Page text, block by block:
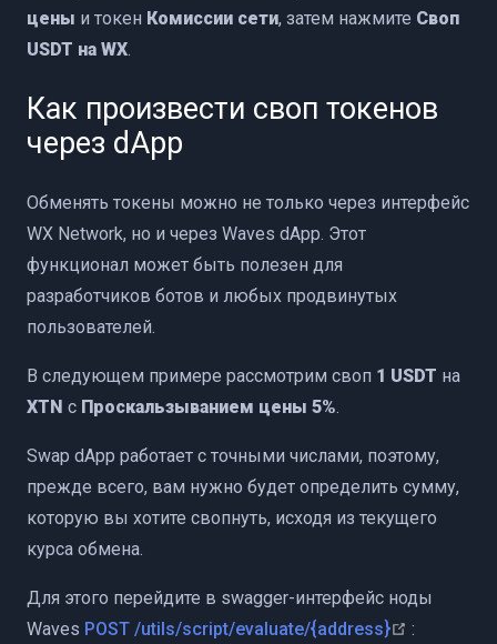
цены и токен Комиссии сети, затем нажмите Своп
USDT на WX.
Как произвести своп токенов
через dApp
Обменять токены можно не только через интерфейс
WX Network, но и через Waves dApp. Этот
функционал может быть полезен для
разработчиков ботов и любых продвинутых
пользователей.
В следующем примере рассмотрим своп 1 USDT на
XTN с Проскальзыванием цены 5%.
Swap dApp работает с точными числами, поэтому,
прежде всего, вам нужно будет определить сумму,
которую вы хотите свопнуть, исходя из текущего
курса обмена.
Для этого перейдите в swagger-интерфейс ноды
Waves POST /utils/script/evaluate/{address} (opens
: